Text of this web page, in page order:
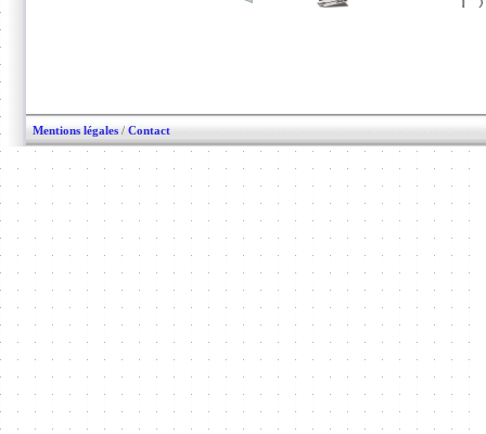
Mentions légales / Contact